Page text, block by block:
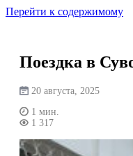
Перейти к содержимому
Поездка в
20 августа, 2025
1 мин.
1 317